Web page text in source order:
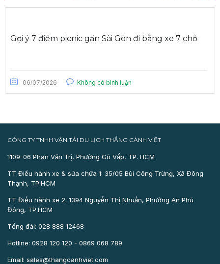
Gợi ý 7 điểm picnic gần Sài Gòn đi bằng xe 7 chỗ
06/07/2026 Không có bình luận
CÔNG TY TNHH VẬN TẢI DU LỊCH THẮNG CẢNH VIỆT
1109-06 Phan Văn Trị, Phường Gò Vấp, TP. HCM
TT Điều hành xe & sửa chữa 1: 35/05 Bùi Công Trừng, Xã Đông
Thạnh, TP.HCM
TT Điều hành xe 2: 1394 Nguyễn Thị Nhuần, Phường An Phú
Đông, TP.HCM
Tổng đài: 028 888 12468
Hotline: 0928 120 120 - 0869 068 789
Email: sales@thangcanhviet.com